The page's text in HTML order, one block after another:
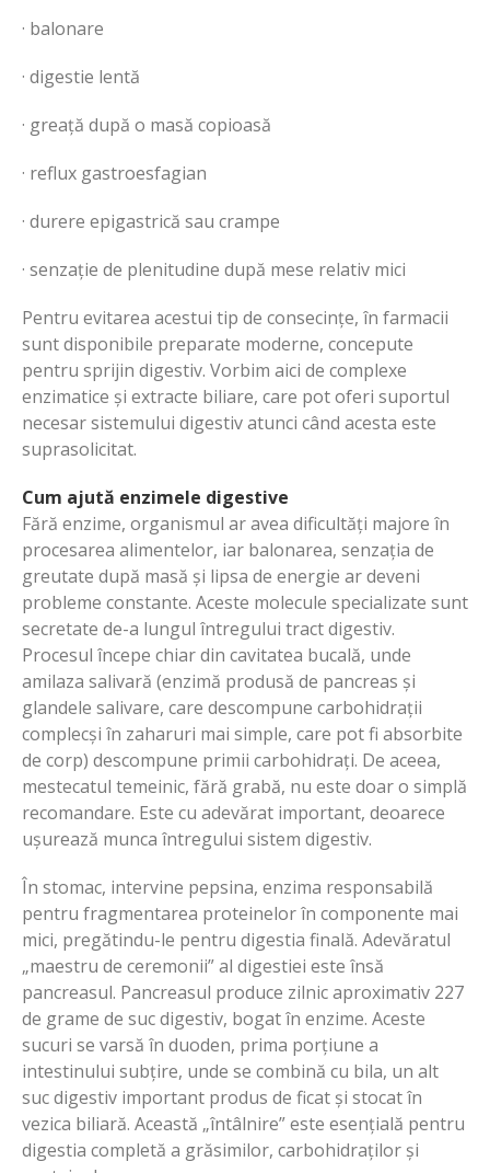
· balonare
· digestie lentă
· greață după o masă copioasă
· reflux gastroesfagian
· durere epigastrică sau crampe
· senzație de plenitudine după mese relativ mici
Pentru evitarea acestui tip de consecințe, în farmacii
sunt disponibile preparate moderne, concepute
pentru sprijin digestiv. Vorbim aici de complexe
enzimatice și extracte biliare, care pot oferi suportul
necesar sistemului digestiv atunci când acesta este
suprasolicitat.
Cum ajută enzimele digestive
Fără enzime, organismul ar avea dificultăți majore în
procesarea alimentelor, iar balonarea, senzația de
greutate după masă și lipsa de energie ar deveni
probleme constante. Aceste molecule specializate sunt
secretate de-a lungul întregului tract digestiv.
Procesul începe chiar din cavitatea bucală, unde
amilaza salivară (enzimă produsă de pancreas și
glandele salivare, care descompune carbohidrații
complecși în zaharuri mai simple, care pot fi absorbite
de corp) descompune primii carbohidrați. De aceea,
mestecatul temeinic, fără grabă, nu este doar o simplă
recomandare. Este cu adevărat important, deoarece
ușurează munca întregului sistem digestiv.
În stomac, intervine pepsina, enzima responsabilă
pentru fragmentarea proteinelor în componente mai
mici, pregătindu-le pentru digestia finală. Adevăratul
„maestru de ceremonii” al digestiei este însă
pancreasul. Pancreasul produce zilnic aproximativ 227
de grame de suc digestiv, bogat în enzime. Aceste
sucuri se varsă în duoden, prima porțiune a
intestinului subțire, unde se combină cu bila, un alt
suc digestiv important produs de ficat și stocat în
vezica biliară. Această „întâlnire” este esențială pentru
digestia completă a grăsimilor, carbohidraților și